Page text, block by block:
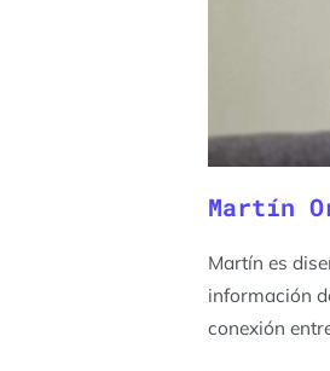
Martín
Martín es
información
conexión